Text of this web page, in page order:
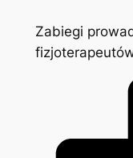
Zabiegi